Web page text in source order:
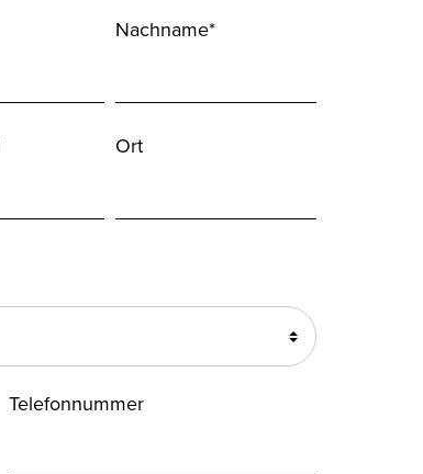
Nachname*
Ort
Telefonnummer